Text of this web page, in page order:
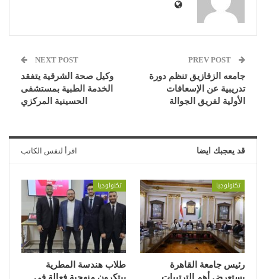
جامعه الزقازيق تنظم دورة
تدريبية عن الإسعافات
الأولية لفريق الجوالة
NEXT POST
وكيل صحة الشرقية يتفقد
الخدمة الطبية بمستشفى
الحسينية المركزي
قد يعجبك ايضا اقرأ لنفس الكاتب
تكنولوجيا
رئيس جامعة القاهرة
تكنولوجيا
طلاب هندسة المطرية